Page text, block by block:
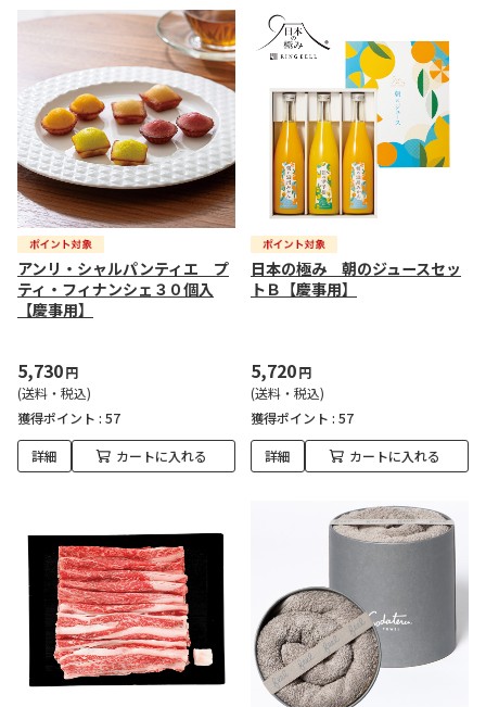
アンリ・シャルパンティエ プ
ティ・フィナンシェ３０個入
【慶事用】
5,730円
(送料・税込)
獲得ポイント : 57
詳細 カートに入れる
日本の極み 朝のジュースセッ
トＢ【慶事用】
5,720円
(送料・税込)
獲得ポイント : 57
詳細 カートに入れる